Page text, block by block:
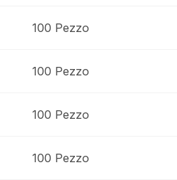
100 Pezzo
100 Pezzo
100 Pezzo
100 Pezzo